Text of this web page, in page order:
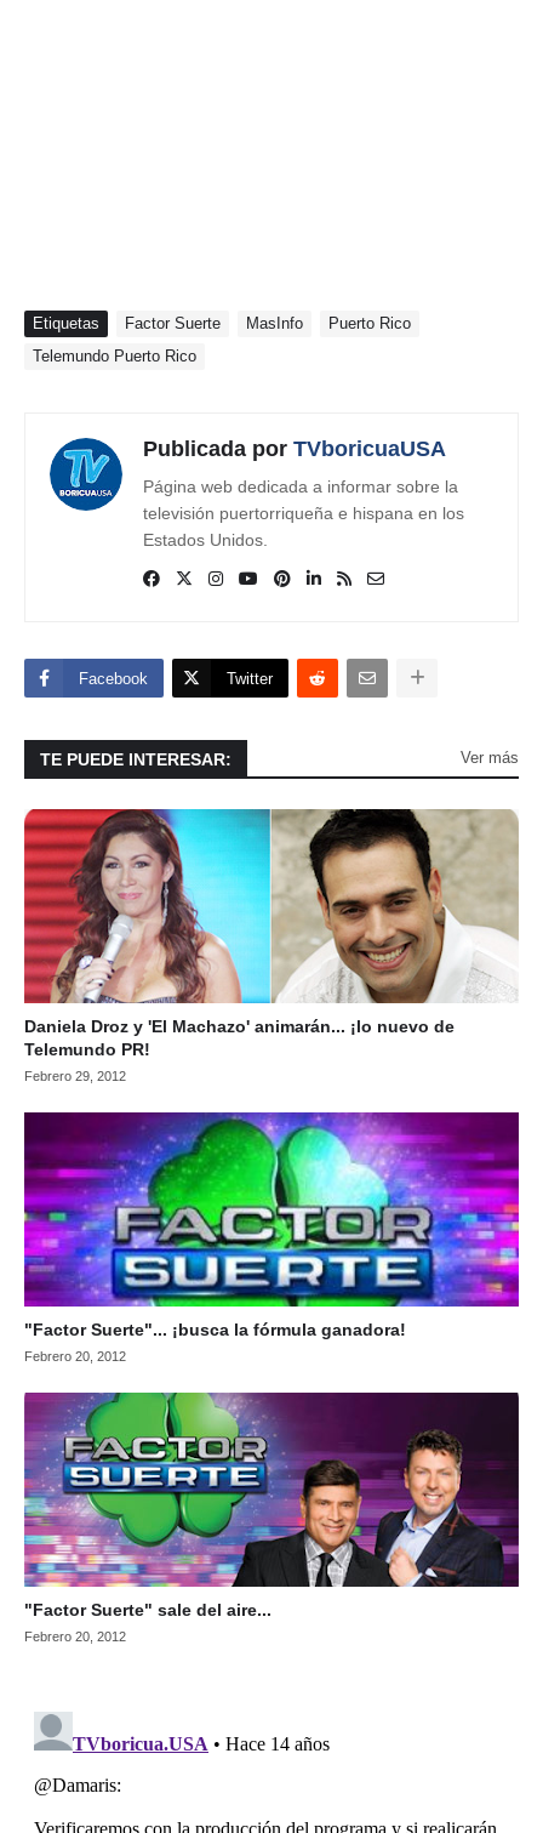
Etiquetas Factor Suerte MasInfo
Puerto Rico
Telemundo Puerto Rico
Publicada por TVboricuaUSA
Página web dedicada a informar sobre la
televisión puertorriqueña e hispana en los
Estados Unidos.
Facebook Twitter
TE PUEDE INTERESAR: Ver más
Daniela Droz y 'El Machazo' animarán... ¡lo nuevo de
Telemundo PR!
Febrero 29, 2012
"Factor Suerte"... ¡busca la fórmula ganadora!
Febrero 20, 2012
"Factor Suerte" sale del aire...
Febrero 20, 2012